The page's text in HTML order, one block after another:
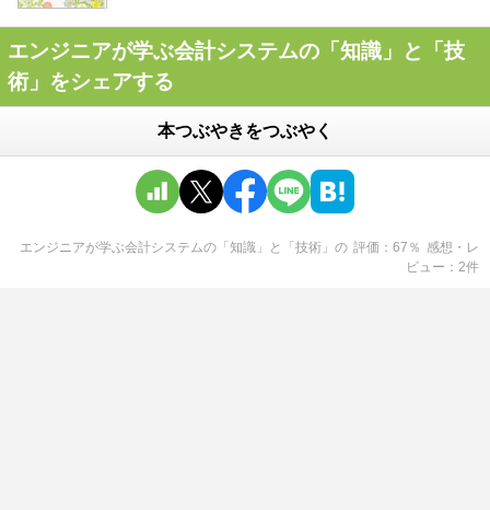
エンジニアが学ぶ会計システムの「知識」と「技
術」をシェアする
本つぶやきをつぶやく
エンジニアが学ぶ会計システムの「知識」と「技術」 の 評価 67 ％ 感想・レ
ビュー
2件